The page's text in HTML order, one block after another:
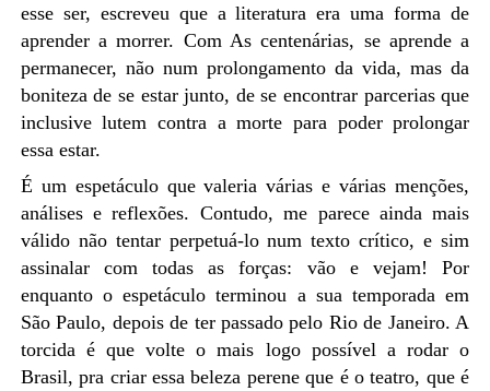
esse ser, escreveu que a literatura era uma forma de
aprender a morrer. Com As centenárias, se aprende a
permanecer, não num prolongamento da vida, mas da
boniteza de se estar junto, de se encontrar parcerias que
inclusive lutem contra a morte para poder prolongar
essa estar.
É um espetáculo que valeria várias e várias menções,
análises e reflexões. Contudo, me parece ainda mais
válido não tentar perpetuá-lo num texto crítico, e sim
assinalar com todas as forças: vão e vejam! Por
enquanto o espetáculo terminou a sua temporada em
São Paulo, depois de ter passado pelo Rio de Janeiro. A
torcida é que volte o mais logo possível a rodar o
Brasil, pra criar essa beleza perene que é o teatro, que é